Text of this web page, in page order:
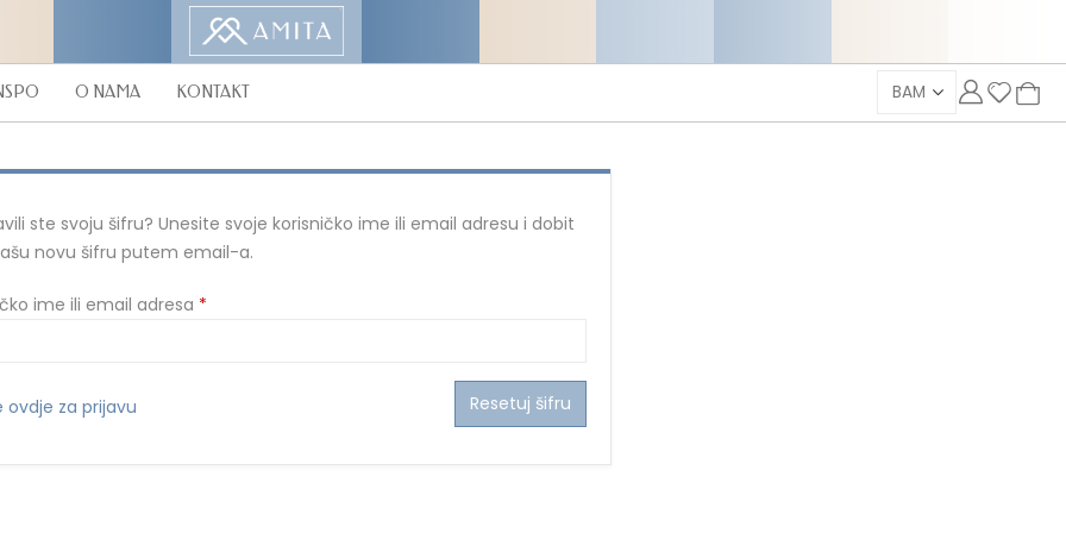
O NAMA KONTAKT
ste svoju šifru? Unesite svoje korisničko ime ili email adresu i dobit
novu šifru putem email-a.
ime ili email adresa *
ovdje za prijavu Resetuj šifru